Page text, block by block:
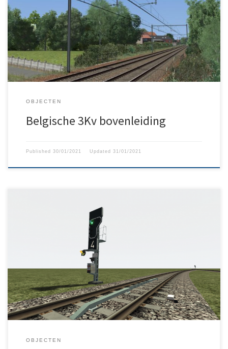
plaatsen in Train Simulator zal de bovenleiding het spoor
automatisch volgen. Een Trackrule is bijgevoegd. Opgelet: de
hoogte van de bovenleiding moet exact 5,7724 m zijn want
anders werkt het pakket niet correct.
OBJECTEN
Belgische 3Kv bovenleiding
Published 30/01/2021 Updated 31/01/2021
Het Belgische Seinen pakket voor Train Simulator gemaakt door
CoHa.nl. In dit pakket vindt u onder andere: ”Standaard” grote
seinen Vereenvoudigde stopseinen Belgische IOT vertreksignalen
Krokodillen voor MEMOR, ETCS en TBL1+ bakens En nog veel
meer!
OBJECTEN